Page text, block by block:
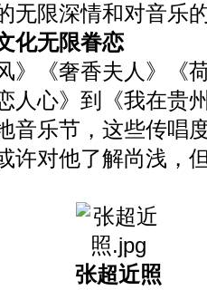
无限深情和对音乐
化无限眷恋
《奢香夫人》《
人心》到《我在贵
音乐节，这些传唱
许对他了解尚浅，
张超近照